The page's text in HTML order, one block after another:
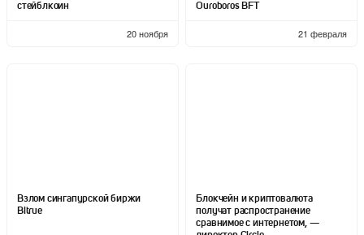
стейблкоин
20 ноября
Ouroboros BFT
21 февраля
Взлом сингапурской биржи
Bitrue
Блокчейн и криптовалюта
получат распространение
сравнимое с интернетом, —